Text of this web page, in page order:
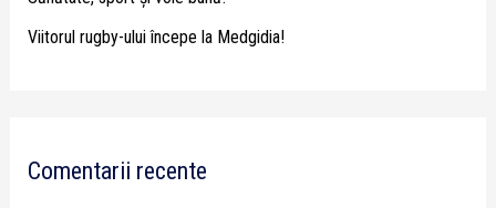
Viitorul rugby-ului începe la Medgidia!
Comentarii recente